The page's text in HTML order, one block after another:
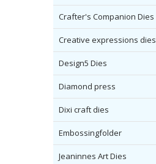
Crafter's Companion Dies
Creative expressions dies
Design5 Dies
Diamond press
Dixi craft dies
Embossingfolder
Jeaninnes Art Dies